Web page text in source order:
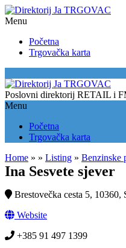
Menu
Početna
Trgovačka karta
Poslovni direktorij RETAIL i
Menu
Početna
Trgovačka karta
Home » » Listing » Benzinske
Ina Sesvete sjever
Brestovečka cesta 5, 10360,
Website
+385 91 497 1399